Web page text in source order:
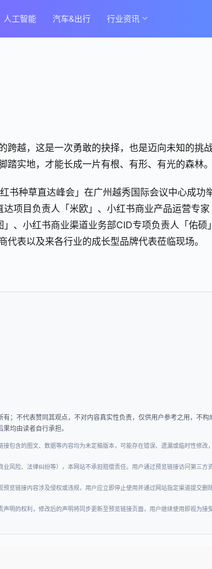
人工智能 汽车&出行 行业资讯
跨越，这是一次勇敢的抉择，也是迈向未知的挑
踏实地，才能长成一片有根、有形、有光的森林
书种草直达峰会」在广州越秀国际会议中心成功
项目负责人「米欧」、小红书商业产品运营专家
、小红书商业渠道业务部CID专项负责人「佑硕
表以及来各行业的成长型品牌代表莅临现场。
；不代表赞同其观点，不对内容真实性负责，仅供用户参考之用，不构
均由读者自行承担。
包含的图文、数据等内容均为未定稿版本，可能存在错误、遗漏或临时性修改
风险、法律纠纷等），本网站不承担赔偿责任。用户通过预览链接访问第三方
览链接内容涉及侵权或违规，用户应立即停止使用并通过网站指定渠道提交删
明的权利，修改后的声明将同步更新至预览链接页面，用户继续使用即视为接